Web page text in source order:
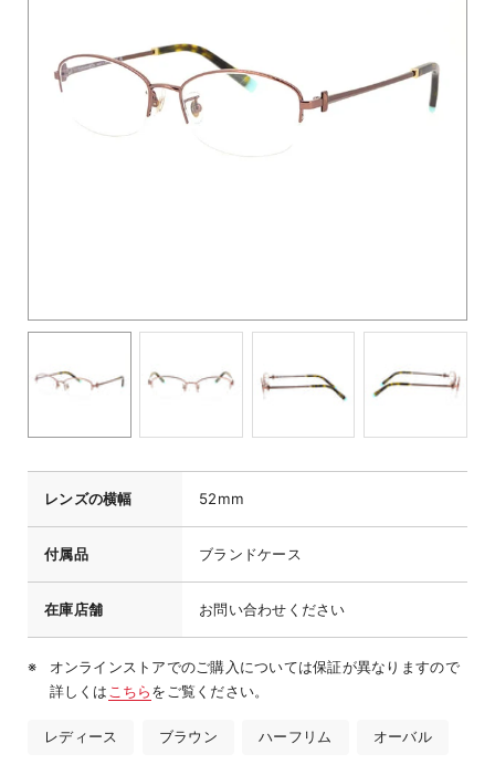
レンズの横幅 52mm
付属品 ブランドケース
在庫店舗 お問い合わせください
オンラインストアでのご購入については保証が異なりますので
詳しくは こちらをご覧ください。
レディース ブラウン ハーフリム オーバル